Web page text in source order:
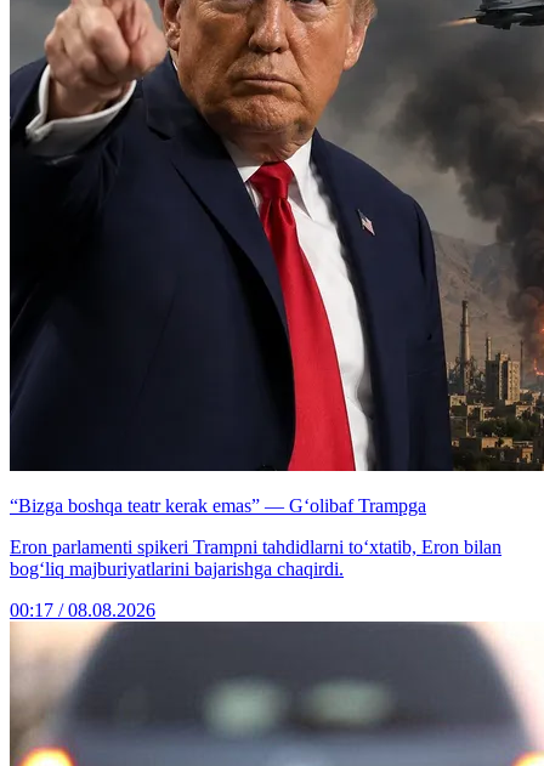
“Bizga boshqa teatr kerak emas” — G‘olibaf Trampga
Eron parlamenti spikeri Trampni tahdidlarni to‘xtatib, Eron bilan
bog‘liq majburiyatlarini bajarishga chaqirdi.
00:17 / 08.08.2026